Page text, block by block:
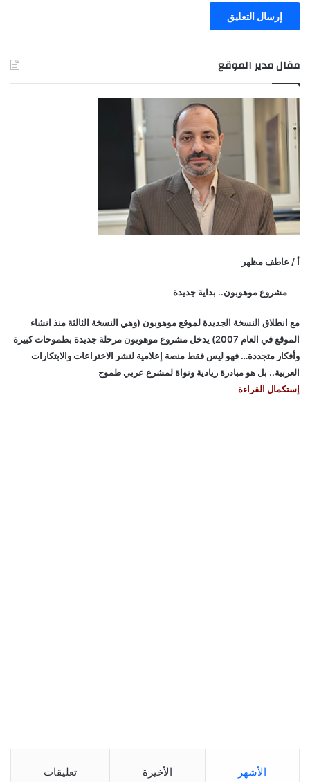
مقال مدير الموقع
أ / عاطف مظهر
مشروع موهوبون.. بداية جديدة
مع انطلاق النسخة الجديدة لموقع موهوبون (وهي النسخة الثالثة منذ انشاء
الموقع في العام 2007) يدخل مشروع موهوبون مرحلة جديدة بطموحات كبيرة
وأفكار متجددة… فهو ليس فقط منصة إعلامية لنشر الاختراعات والابتكارات
العربية.. بل هو مبادرة ريادية ونواة لمشرع عربي طموح
إستكمال القراءة
الأشهر الأخيرة تعليقات